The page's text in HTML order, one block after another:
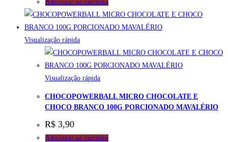
Adicionar ao carrinho
Visualização rápida
Visualização rápida
CHOCOPOWERBALL MICRO CHOCOLATE E
CHOCO BRANCO 100G PORCIONADO MAVALÉRIO
R$ 3,90
Adicionar ao carrinho